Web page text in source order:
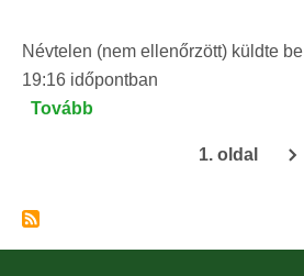
Névtelen (nem ellenőrzött) küldte be
19:16 időpontban
Tovább
1. oldal